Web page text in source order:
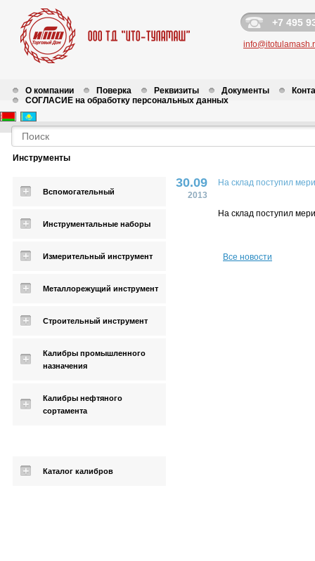
+7 495
О компании Поверка Реквизиты Документы
СОГЛАСИЕ на обработку персональных данных
Инструменты
Вспомогательный
Инструментальные наборы
Измерительный инструмент
Металлорежущий инструмент
Строительный инструмент
Калибры промышленного
назначения
Калибры нефтяного
сортамента
Каталог калибров
30.09
2013
На склад поступил
На склад поступил
Все новости